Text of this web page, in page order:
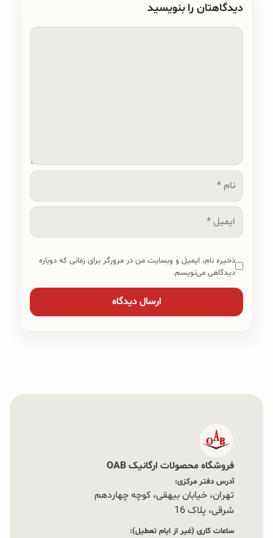
دیدگاهتان را بنویسید
نام
ایمیل
ذخیره نام، ایمیل و وبسایت من در مرورگر برای زمانی که دوباره
دیدگاهی می‌نویسم.
فروشگاه محصولات ارگانیک OAB
آدرس دفتر مرکزی:
تهران، خیابان بیهقی، کوچه چهاردهم
شرقی، پلاک 16‭
ساعات کاری (غیر از ایام تعطیل):